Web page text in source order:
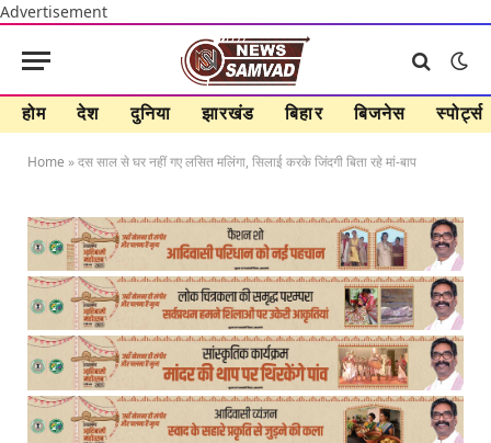
Advertisement
होम देश दुनिया झारखंड बिहार बिजनेस स्पोर्ट्स
Home »दस साल से घर नहीं गए लसित मलिंगा, सिलाई करके जिंदगी बिता रहे मां-बाप